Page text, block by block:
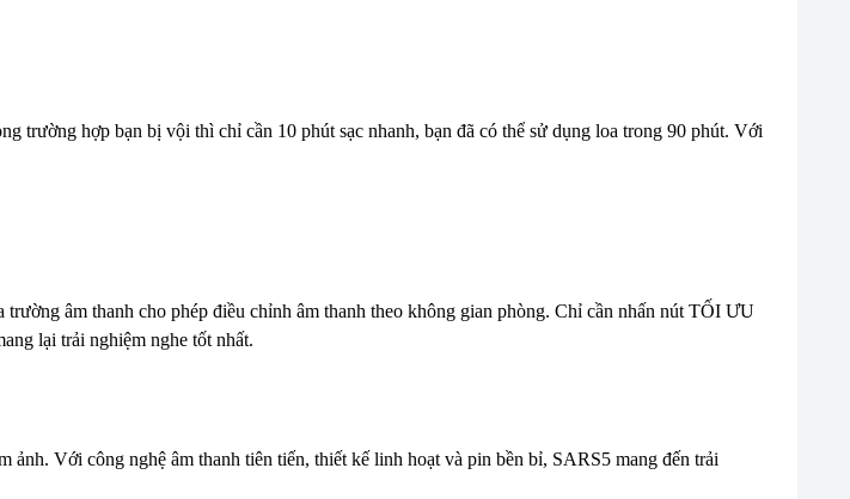
hợp bạn bị vội thì chỉ cần 10 phút sạc nhanh, bạn đã có thể sử dụng loa trong 90 phút. Với
âm thanh cho phép điều chỉnh âm thanh theo không gian phòng. Chỉ cần nhấn nút TỐI ƯU
lại trải nghiệm nghe tốt nhất.
Với công nghệ âm thanh tiên tiến, thiết kế linh hoạt và pin bền bỉ, SARS5 mang đến trải